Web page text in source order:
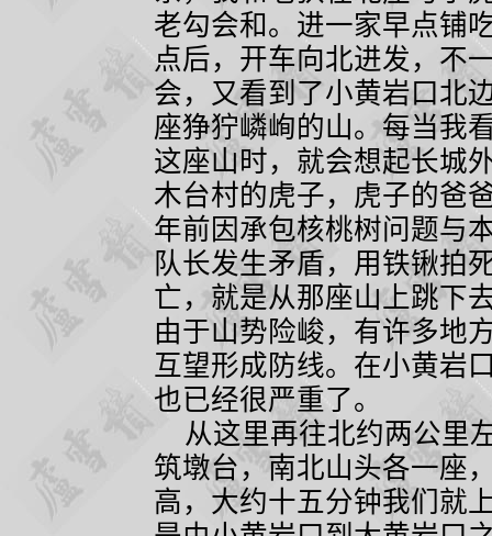
老勾会和。进一家早点铺
点后，开车向北进发，不
会，又看到了小黄岩口北
座狰狞嶙峋的山。每当我
这座山时，就会想起长城
木台村的虎子，虎子的爸
年前因承包核桃树问题与
队长发生矛盾，用铁锹拍
亡，就是从那座山上跳下
由于山势险峻，有许多地
互望形成防线。在小黄岩
也已经很严重了。
从这里再往北约两公里
筑墩台，南北山头各一座
高，大约十五分钟我们就